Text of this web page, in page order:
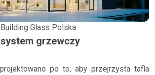
Glass Polska
grzewczy
po to, aby przejrzysta tafla